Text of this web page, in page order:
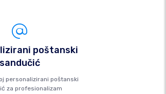
poštanski
sandučić
personalizirani poštanski
za profesionalizam